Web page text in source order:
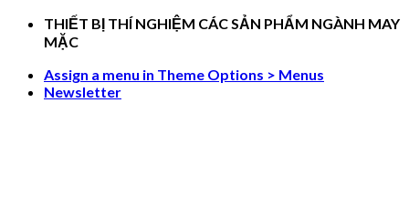
Skip
THIẾT BỊ THÍ NGHIỆM CÁC SẢN PHẨM NGÀNH MAY
MẶC
Assign a menu in Theme Options > Menus
Newsletter